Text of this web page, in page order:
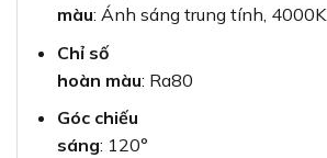
màu: Ánh sáng trung tính, 4000K
Chỉ số
hoàn màu: Ra80
Góc chiếu
sáng: 120°